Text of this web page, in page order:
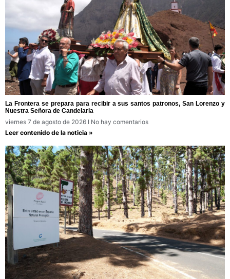
La Frontera se prepara para recibir a sus santos patronos, San Lorenzo y
Nuestra Señora de Candelaria
viernes 7 de agosto de 2026
No hay comentarios
Leer contenido de la noticia »